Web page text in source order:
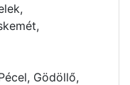
Gödöllő,